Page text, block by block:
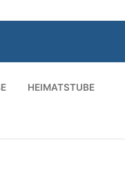
HEIMATSTUBE